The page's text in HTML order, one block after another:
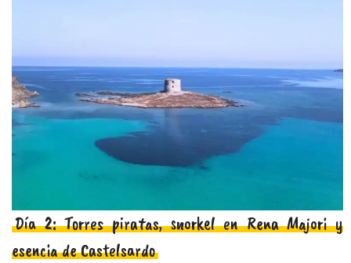
Día 2: Torres piratas, snorkel en Rena Majori y
esencia de Castelsardo